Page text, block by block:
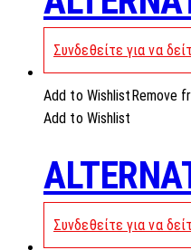
Συνδεθείτε για να
Add to Wishlist Remove
Add to Wishlist
Συνδεθείτε για να